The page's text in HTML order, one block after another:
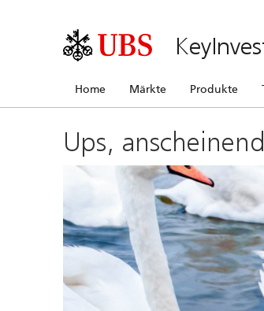
Home Märkte Produkte
Ups,